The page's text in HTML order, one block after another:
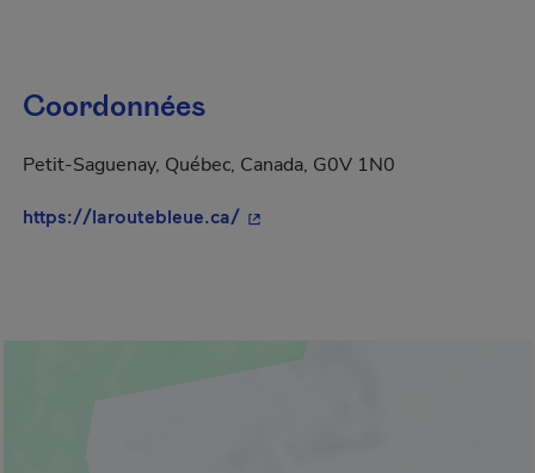
Coordonnées
Petit-Saguenay, Québec, Canada, G0V 1N0
https://laroutebleue.ca/- Cet hyperlien s'ouvrira dans